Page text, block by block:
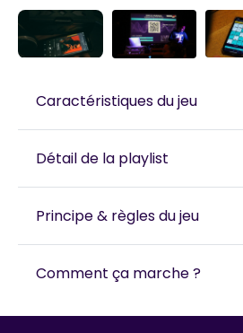
Caractéristiques du jeu
Détail de la playlist
Principe & règles du jeu
Comment ça marche ?